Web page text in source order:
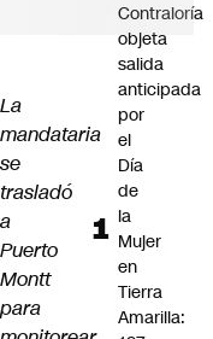
La
mandataria
se
trasladó
a
Puerto
Montt
para
Contraloría
objeta
salida
anticipada
por
el
Día
de
la
Mujer
en
Tierra
Amarilla: